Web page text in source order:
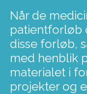
Når de
patientforløb
disse forløb,
med henblik
materialet i
projekter og